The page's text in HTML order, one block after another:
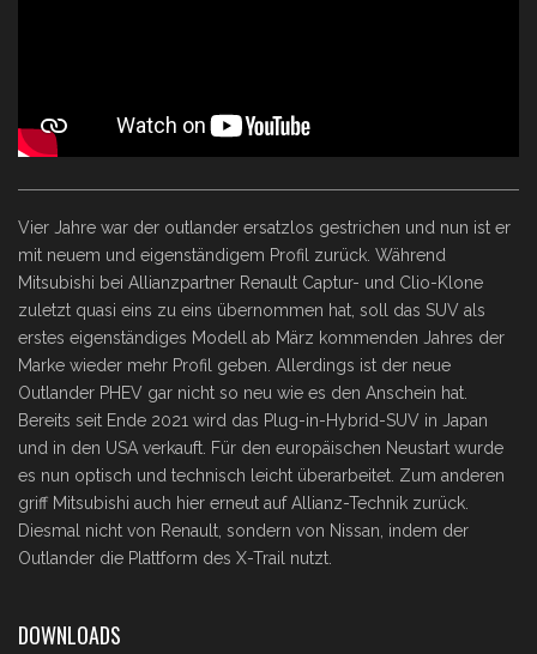
Vier Jahre war der outlander ersatzlos gestrichen und nun ist er
mit neuem und eigenständigem Profil zurück. Während
Mitsubishi bei Allianzpartner Renault Captur- und Clio-Klone
zuletzt quasi eins zu eins übernommen hat, soll das SUV als
erstes eigenständiges Modell ab März kommenden Jahres der
Marke wieder mehr Profil geben. Allerdings ist der neue
Outlander PHEV gar nicht so neu wie es den Anschein hat.
Bereits seit Ende 2021 wird das Plug-in-Hybrid-SUV in Japan
und in den USA verkauft. Für den europäischen Neustart wurde
es nun optisch und technisch leicht überarbeitet. Zum anderen
griff Mitsubishi auch hier erneut auf Allianz-Technik zurück.
Diesmal nicht von Renault, sondern von Nissan, indem der
Outlander die Plattform des X-Trail nutzt.
DOWNLOADS